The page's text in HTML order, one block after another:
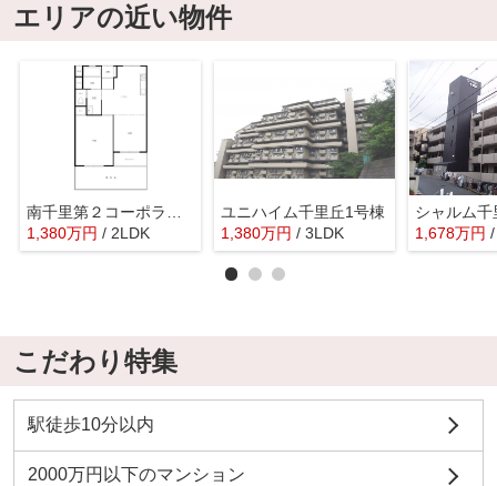
エリアの近い物件
1,380万円 / 2LDK
ユニハイム千里丘1号棟
1,380万円 / 3LDK
シャルム千
1,678万円
こだわり特集
駅徒歩10分以内
2000万円以下のマンション